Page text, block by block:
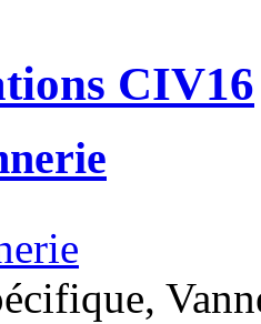
CIV16